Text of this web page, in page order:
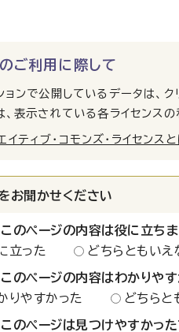
ご利用に際して
ョンで公開しているデータは、
、表示されている各ライセンス
イティブ・コモンズ・ライセンスと
お聞かせください
このページの内容は役に立ち
立った
どちらともい
このページの内容はわかりや
りやすかった
どちら
このページは見つけやすかっ